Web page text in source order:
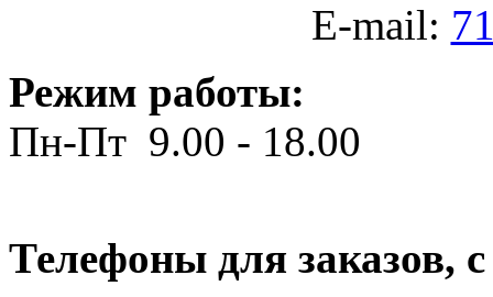
E-mail:
Режим работы:
Пн-Пт 9.00 - 18.00
Телефоны для заказов,